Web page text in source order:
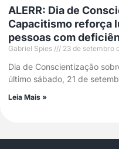
ALERR: Dia de
Capacitismo reforça
pessoas com
Gabriel Spies 23 de setembro
Dia de Conscientização
último sábado, 21 de
Leia Mais »